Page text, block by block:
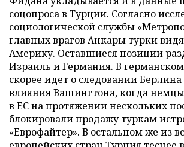
соцопроса в Турции. Согласно
социологической службы
главных врагов Анкары турки
Америку. Оставшиеся позиции
Израиль и Германия. В
скорее идет о следовании Берлина
влияния Вашингтона, когда
в ЕС на протяжении нескольких
блокировали продажу туркам
«Еврофайтер». В остальном же из